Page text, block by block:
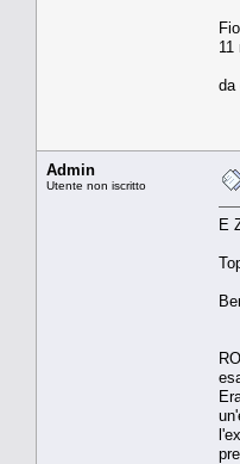
11
da
Admin
Utente non iscritto
E